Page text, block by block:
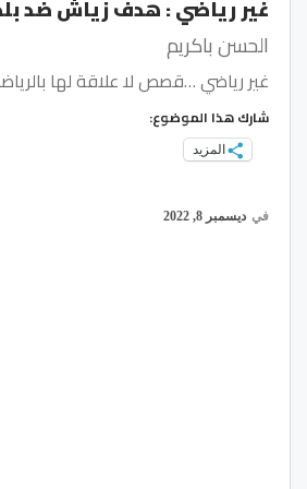
غير رياضي : هدف زياش ضد
الحسن باكريم
غير رياضي …قصص لا علاقة لها
شارك هذا الموضوع:
المزيد
في ديسمبر 8, 2022